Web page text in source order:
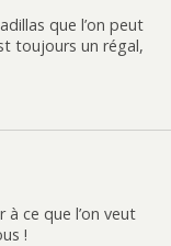
que l’on peut
toujours un régal,
ce que l’on veut
!